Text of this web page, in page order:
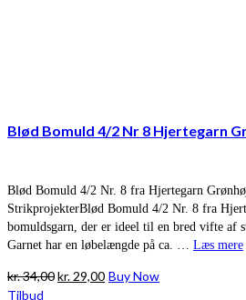
Blød Bomuld 4/2 Nr 8 Hjertegarn
Blød Bomuld 4/2 Nr. 8 fra Hjertegarn
StrikprojekterBlød Bomuld 4/2 Nr. 8 fra
bomuldsgarn, der er ideel til en bred vifte af
Garnet har en løbelængde på ca. … Læs mere
kr.34,00Den
kr.29,00Den
Buy Now
Tilbud